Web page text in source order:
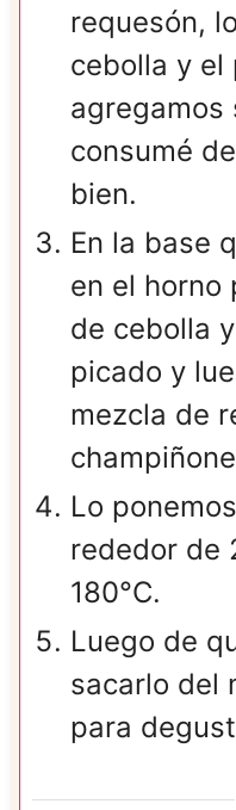
requesón,
cebolla y el
agregamos
consumé
bien.
En la base
en el horno
de cebolla
picado y
mezcla de
Lo
rededor de
180°C.
Luego de
sacarlo del
para